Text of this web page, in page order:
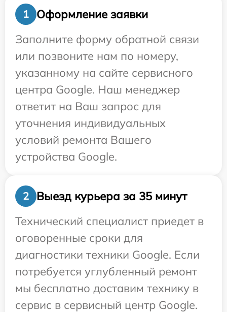
1
Оформление заявки
Заполните форму обратной связи
или позвоните нам по номеру,
указанному на сайте сервисного
центра Google. Наш менеджер
ответит на Ваш запрос для
уточнения индивидуальных
условий ремонта Вашего
устройства Google.
2
Выезд курьера за 35 минут
Технический специалист приедет в
оговоренные сроки для
диагностики техники Google. Если
потребуется углубленный ремонт
мы бесплатно доставим технику в
сервис в сервисный центр Google.